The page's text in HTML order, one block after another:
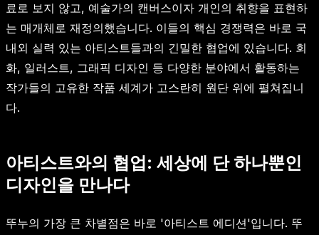
료로 보지 않고, 예술가의 캔버스이자 개인의 취향을 표현하
는 매개체로 재정의했습니다. 이들의 핵심 경쟁력은 바로 국
내외 실력 있는 아티스트들과의 긴밀한 협업에 있습니다. 회
화, 일러스트, 그래픽 디자인 등 다양한 분야에서 활동하는
작가들의 고유한 작품 세계가 고스란히 원단 위에 펼쳐집니
다.
아티스트와의 협업: 세상에 단 하나뿐인
디자인을 만나다
뚜누의 가장 큰 차별점은 바로 '아티스트 에디션'입니다. 뚜